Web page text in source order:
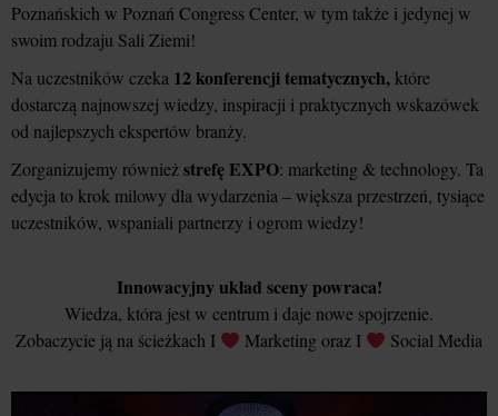
Poznańskich w Poznań Congress Center, w tym także i jedynej w
swoim rodzaju Sali Ziemi!
Na uczestników czeka 12 konferencji tematycznych, które
dostarczą najnowszej wiedzy, inspiracji i praktycznych wskazówek
od najlepszych ekspertów branży.
Zorganizujemy równieżstrefę EXPO: marketing & technology. Ta
edycja to krok milowy dla wydarzenia – większa przestrzeń, tysiące
uczestników, wspaniali partnerzy i ogrom wiedzy!
Innowacyjny układ sceny powraca!
Wiedza, która jest w centrum i daje nowe spojrzenie.
Zobaczycie ją na ścieżkach I
Marketing oraz I Social Media